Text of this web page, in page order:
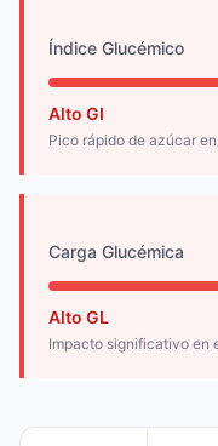
Índice Glucémico
Alto GI
Pico rápido de azúcar
Carga Glucémica
Alto GL
Impacto significativo en